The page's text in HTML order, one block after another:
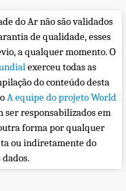
do Ar não são validados
de qualidade, esses
a qualquer momento. O
exerceu todas as
do conteúdo desta
A equipe do projeto World
ser responsabilizados em
forma por qualquer
ou indiretamente do